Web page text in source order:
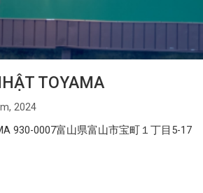
TOYAMA
2024
930-0007富山県富山市宝町１丁目5-17